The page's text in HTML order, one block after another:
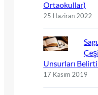
Ortaokullar)
25 Haziran 2022
Unsurları
17 Kasım 2019